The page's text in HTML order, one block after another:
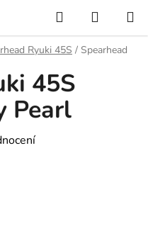
Hledat
KOŠÍK
Ryuki 45S / Spearhead
45S
Pearl